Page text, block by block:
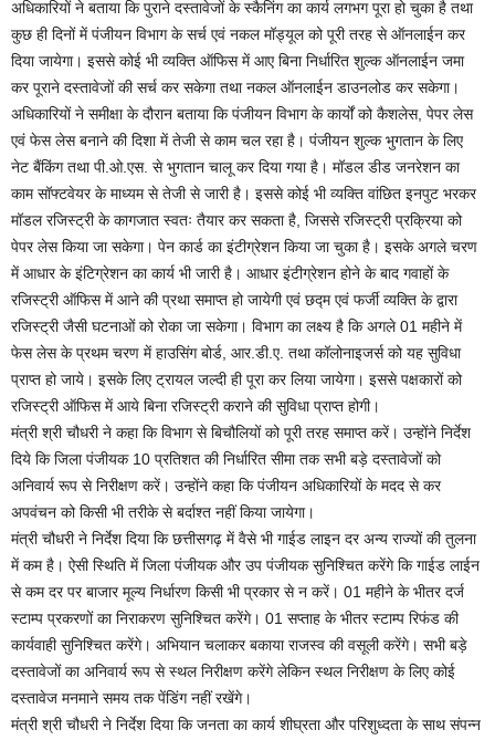
अधिकारियों ने बताया कि पुराने दस्तावेजों के स्कैनिंग का कार्य लगभग पूरा हो चुका है तथा
कुछ ही दिनों में पंजीयन विभाग के सर्च एवं नकल मॉड्यूल को पूरी तरह से ऑनलाईन कर
दिया जायेगा। इससे कोई भी व्यक्ति ऑफिस में आए बिना निर्धारित शुल्क ऑनलाईन जमा
कर पूराने दस्तावेजों की सर्च कर सकेगा तथा नकल ऑनलाईन डाउनलोड कर सकेगा।
अधिकारियों ने समीक्षा के दौरान बताया कि पंजीयन विभाग के कार्यों को कैशलेस, पेपर लेस
एवं फेस लेस बनाने की दिशा में तेजी से काम चल रहा है। पंजीयन शुल्क भुगतान के लिए
नेट बैंकिंग तथा पी.ओ.एस. से भुगतान चालू कर दिया गया है। मॉडल डीड जनरेशन का
काम सॉफ्टवेयर के माध्यम से तेजी से जारी है। इससे कोई भी व्यक्ति वांछित इनपुट भरकर
मॉडल रजिस्ट्री के कागजात स्वतः तैयार कर सकता है, जिससे रजिस्ट्री प्रक्रिया को
पेपर लेस किया जा सकेगा। पेन कार्ड का इंटीग्रेशन किया जा चुका है। इसके अगले चरण
में आधार के इंटिग्रेशन का कार्य भी जारी है। आधार इंटीग्रेशन होने के बाद गवाहों के
रजिस्ट्री ऑफिस में आने की प्रथा समाप्त हो जायेगी एवं छद्म एवं फर्जी व्यक्ति के द्वारा
रजिस्ट्री जैसी घटनाओं को रोका जा सकेगा। विभाग का लक्ष्य है कि अगले 01 महीने में
फेस लेस के प्रथम चरण में हाउसिंग बोर्ड, आर.डी.ए. तथा कॉलोनाइजर्स को यह सुविधा
प्राप्त हो जाये। इसके लिए ट्रायल जल्दी ही पूरा कर लिया जायेगा। इससे पक्षकारों को
रजिस्ट्री ऑफिस में आये बिना रजिस्ट्री कराने की सुविधा प्राप्त होगी।
मंत्री श्री चौधरी ने कहा कि विभाग से बिचौलियों को पूरी तरह समाप्त करें। उन्होंने निर्देश
दिये कि जिला पंजीयक 10 प्रतिशत की निर्धारित सीमा तक सभी बड़े दस्तावेजों को
अनिवार्य रूप से निरीक्षण करें। उन्होंने कहा कि पंजीयन अधिकारियों के मदद से कर
अपवंचन को किसी भी तरीके से बर्दाश्त नहीं किया जायेगा।
मंत्री चौधरी ने निर्देश दिया कि छत्तीसगढ़ में वैसे भी गाईड लाइन दर अन्य राज्यों की तुलना
में कम है। ऐसी स्थिति में जिला पंजीयक और उप पंजीयक सुनिश्चित करेंगे कि गाईड लाईन
से कम दर पर बाजार मूल्य निर्धारण किसी भी प्रकार से न करें। 01 महीने के भीतर दर्ज
स्टाम्प प्रकरणों का निराकरण सुनिश्चित करेंगे। 01 सप्ताह के भीतर स्टाम्प रिफंड की
कार्यवाही सुनिश्चित करेंगे। अभियान चलाकर बकाया राजस्व की वसूली करेंगे। सभी बड़े
दस्तावेजों का अनिवार्य रूप से स्थल निरीक्षण करेंगे लेकिन स्थल निरीक्षण के लिए कोई
दस्तावेज मनमाने समय तक पेंडिंग नहीं रखेंगे।
मंत्री श्री चौधरी ने निर्देश दिया कि जनता का कार्य शीघ्रता और परिशुध्दता के साथ संपन्न